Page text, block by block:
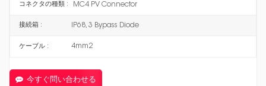
コネクタの種類 : MC4 PV Connector
接続箱 : IP68, 3 Bypass Diode
ケーブル : 4mm2
今すぐ問い合わせる